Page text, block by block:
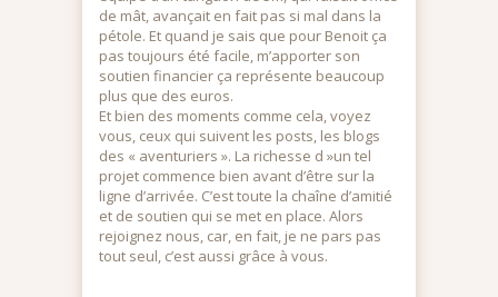
de mât, avançait en fait pas si mal dans la
pétole. Et quand je sais que pour Benoit ça
pas toujours été facile, m’apporter son
soutien financier ça représente beaucoup
plus que des euros.
Et bien des moments comme cela, voyez
vous, ceux qui suivent les posts, les blogs
des « aventuriers ». La richesse d »un tel
projet commence bien avant d’être sur la
ligne d’arrivée. C’est toute la chaîne d’amitié
et de soutien qui se met en place. Alors
rejoignez nous, car, en fait, je ne pars pas
tout seul, c’est aussi grâce à vous.